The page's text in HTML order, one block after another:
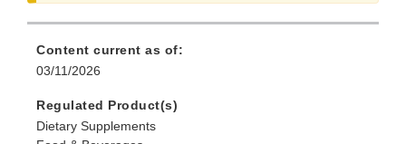
Content current as of:
03/11/2026
Regulated Product(s)
Dietary Supplements